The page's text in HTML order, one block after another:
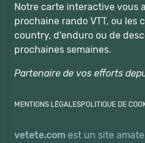
Notre carte interactive vous
prochaine rando VTT, ou les
country, d'enduro ou de
prochaines semaines.
Partenaire de vos efforts
MENTIONS LÉGALESPOLITIQUE DE
vetete.com est un site